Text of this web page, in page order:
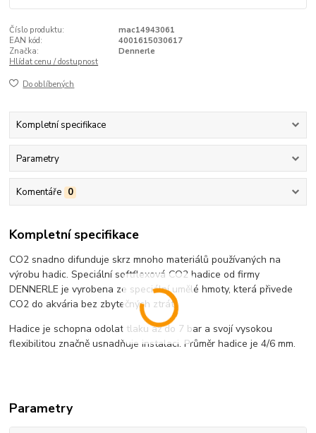
Číslo produktu:
mac14943061
EAN kód:
4001615030617
Značka:
Dennerle
Hlídat cenu / dostupnost
Do oblíbených
Kompletní specifikace
Parametry
Komentáře 0
Kompletní specifikace
CO2 snadno difunduje skrz mnoho materiálů používaných na
výrobu hadic. Speciální softflexová CO2 hadice od firmy
DENNERLE je vyrobena ze speciální umělé hmoty, která přivede
CO2 do akvária bez zbytečných ztrát.
Hadice je schopna odolat tlaku až do 7 bar a svojí vysokou
flexibilitou značně usnadňuje instalaci. Průměr hadice je 4/6 mm.
Parametry